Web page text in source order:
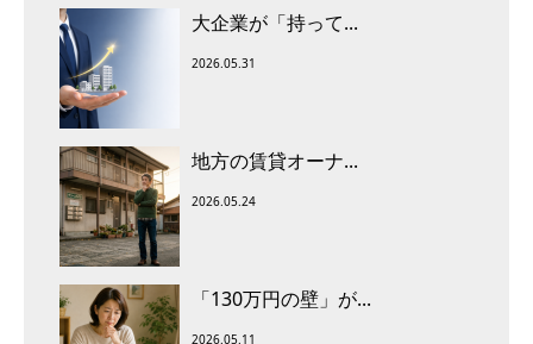
大企業が「持って...
2026.05.31
地方の賃貸オーナ...
2026.05.24
「130万円の壁」が...
2026.05.11